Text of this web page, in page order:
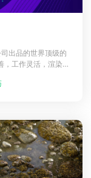
出品的世界顶级的
，工作灵活，渲染真
使用者在运用过程